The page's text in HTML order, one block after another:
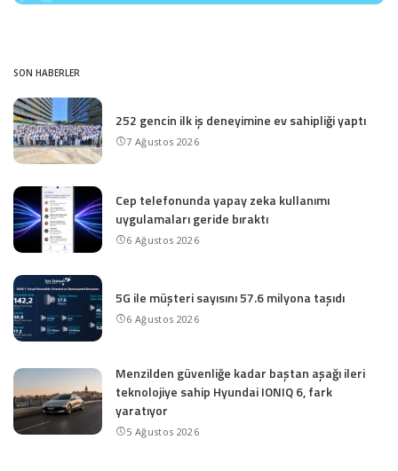
SON HABERLER
252 gencin ilk iş deneyimine ev sahipliği yaptı
7 Ağustos 2026
Cep telefonunda yapay zeka kullanımı
uygulamaları geride bıraktı
6 Ağustos 2026
5G ile müşteri sayısını 57.6 milyona taşıdı
6 Ağustos 2026
Menzilden güvenliğe kadar baştan aşağı ileri
teknolojiye sahip Hyundai IONIQ 6, fark
yaratıyor
5 Ağustos 2026